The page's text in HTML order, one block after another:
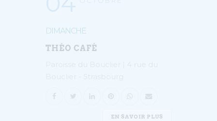
DIMANCHE
THÉO CAFÉ
EN SAVOIR PLUS